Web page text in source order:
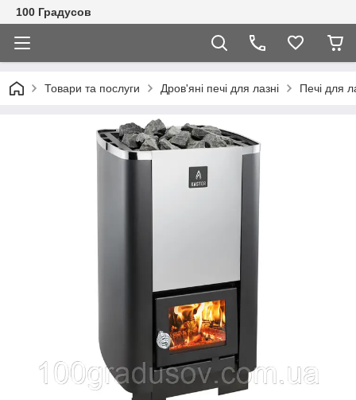
100 Градусов
Товари та послуги Дров'яні печі для лазні Печі для